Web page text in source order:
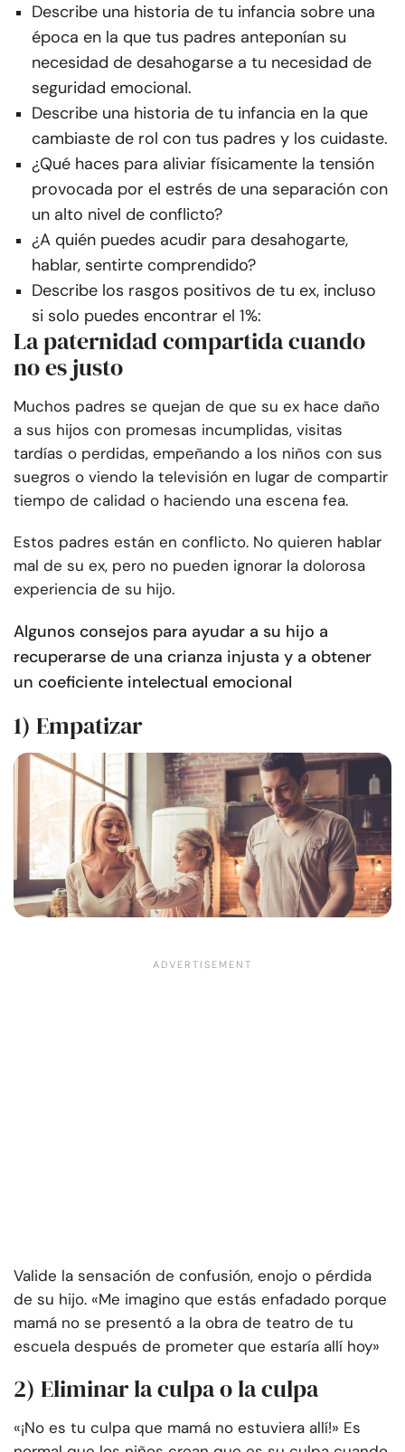
Describe una historia de tu infancia sobre una
época en la que tus padres anteponían su
necesidad de desahogarse a tu necesidad de
seguridad emocional.
Describe una historia de tu infancia en la que
cambiaste de rol con tus padres y los cuidaste.
¿Qué haces para aliviar físicamente la tensión
provocada por el estrés de una separación con
un alto nivel de conflicto?
¿A quién puedes acudir para desahogarte,
hablar, sentirte comprendido?
Describe los rasgos positivos de tu ex, incluso
si solo puedes encontrar el 1%:
La paternidad compartida cuando
no es justo
Muchos padres se quejan de que su ex hace daño
a sus hijos con promesas incumplidas, visitas
tardías o perdidas, empeñando a los niños con sus
suegros o viendo la televisión en lugar de compartir
tiempo de calidad o haciendo una escena fea.
Estos padres están en conflicto. No quieren hablar
mal de su ex, pero no pueden ignorar la dolorosa
experiencia de su hijo.
Algunos consejos para ayudar a su hijo a
recuperarse de una crianza injusta y a obtener
un coeficiente intelectual emocional
1) Empatizar
Valide la sensación de confusión, enojo o pérdida
de su hijo. «Me imagino que estás enfadado porque
mamá no se presentó a la obra de teatro de tu
escuela después de prometer que estaría allí hoy»
2) Eliminar la culpa o la culpa
«¡No es tu culpa que mamá no estuviera allí!» Es